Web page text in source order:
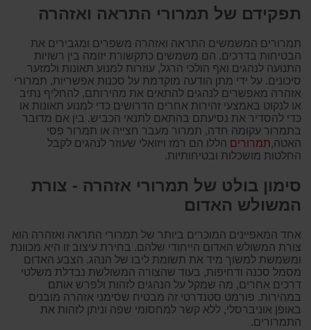
תפקידם של תמרורי התראה ואזהרה
תמרורים המשמשים התראה ואזהרה משפרים ומגבירים את
הבטיחות בדרכים. הם משמשים כתקשורת יזומה בין רשויות
התנועה לנהגים ואף הולכי הרגל, עוזרות למנוע תאונות ולמזער
סיכונים. על ידי מתן הודעה מוקדמת על סכנות אפשריות, תמרורי
אזהרה מאפשרים לנהגים להתאים את מהירותם, להחליף נתיב
או לנקוט באמצעי זהירות אחרים הדרושים כדי למנוע תאונות או
כדי להסדיר את נסיעתם בהתאם לתנאי הכביש. בין אם מדובר
בתמרור עקומה חדה, תמרור מעבר חצייה או תמרור פסי
האטה,תמרורים הללו הם רמז ויזואלי שעוזר לנהגים לקבל
החלטות מושכלות ובטיחותיות.
סימון בולט של תמרורי אזהרה - צורת
המשולש האדום
אחד המאפיינים המוכרים ביותר של תמרורי התראה ואזהרה הוא
צורת המשולש האדום הייחודי שלהם. בחירת עיצוב זו היא מכוונת
ומשמשת למשוך מיד את תשומת ליבו של הנהג. הצבע האדום
מסמל סכנה ודחיפות, בעוד שהצורה המשולשת נבדלת משלטי
דרכים אחרים, מה שמקל על הנהגים לזהות ולפרש אותם
במהירות. פורמט סטנדרטי זה מבטיח שסימני אזהרה מובנים
באופן אוניברסלי, ללא קשר למחסומי שפה וניתן לזהות את
התמרורים.